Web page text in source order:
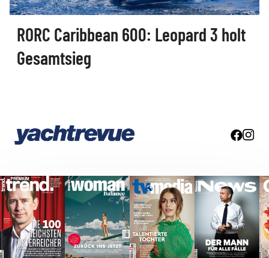
RORC Caribbean 600: Leopard 3 holt
Gesamtsieg